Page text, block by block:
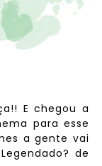
E chegou a
para esse
a gente vai
de